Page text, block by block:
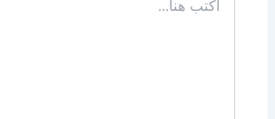
هنا...